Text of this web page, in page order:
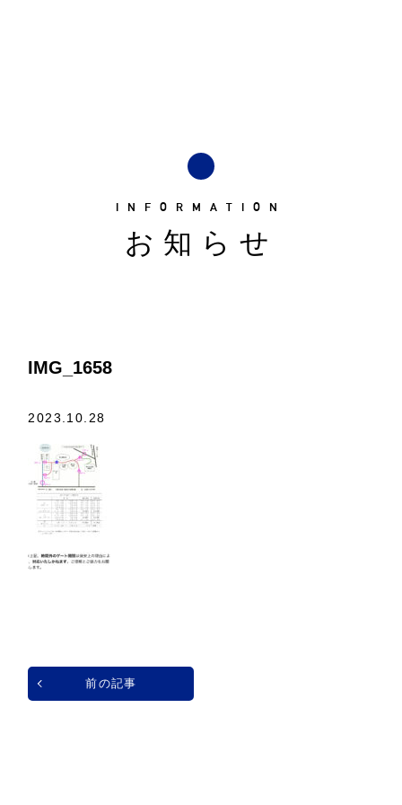
INFORMATION
お知らせ
IMG_1658
2023.10.28
前の記事